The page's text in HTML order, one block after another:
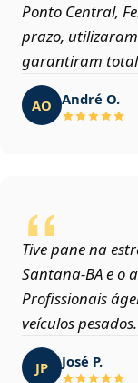
Ponto Central,
prazo,
garantiram
AO André O.
Tive pane na
Santana‑BA e o
Profissionais
veículos
JP José P.